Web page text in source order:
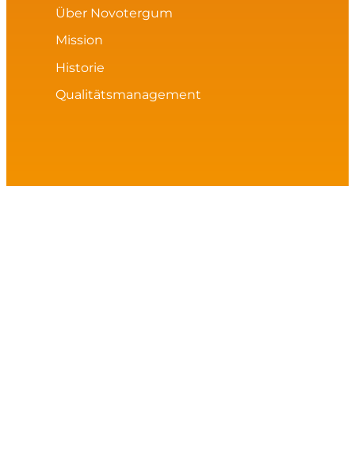
Über Novotergum
Mission
Historie
Qualitätsmanagement